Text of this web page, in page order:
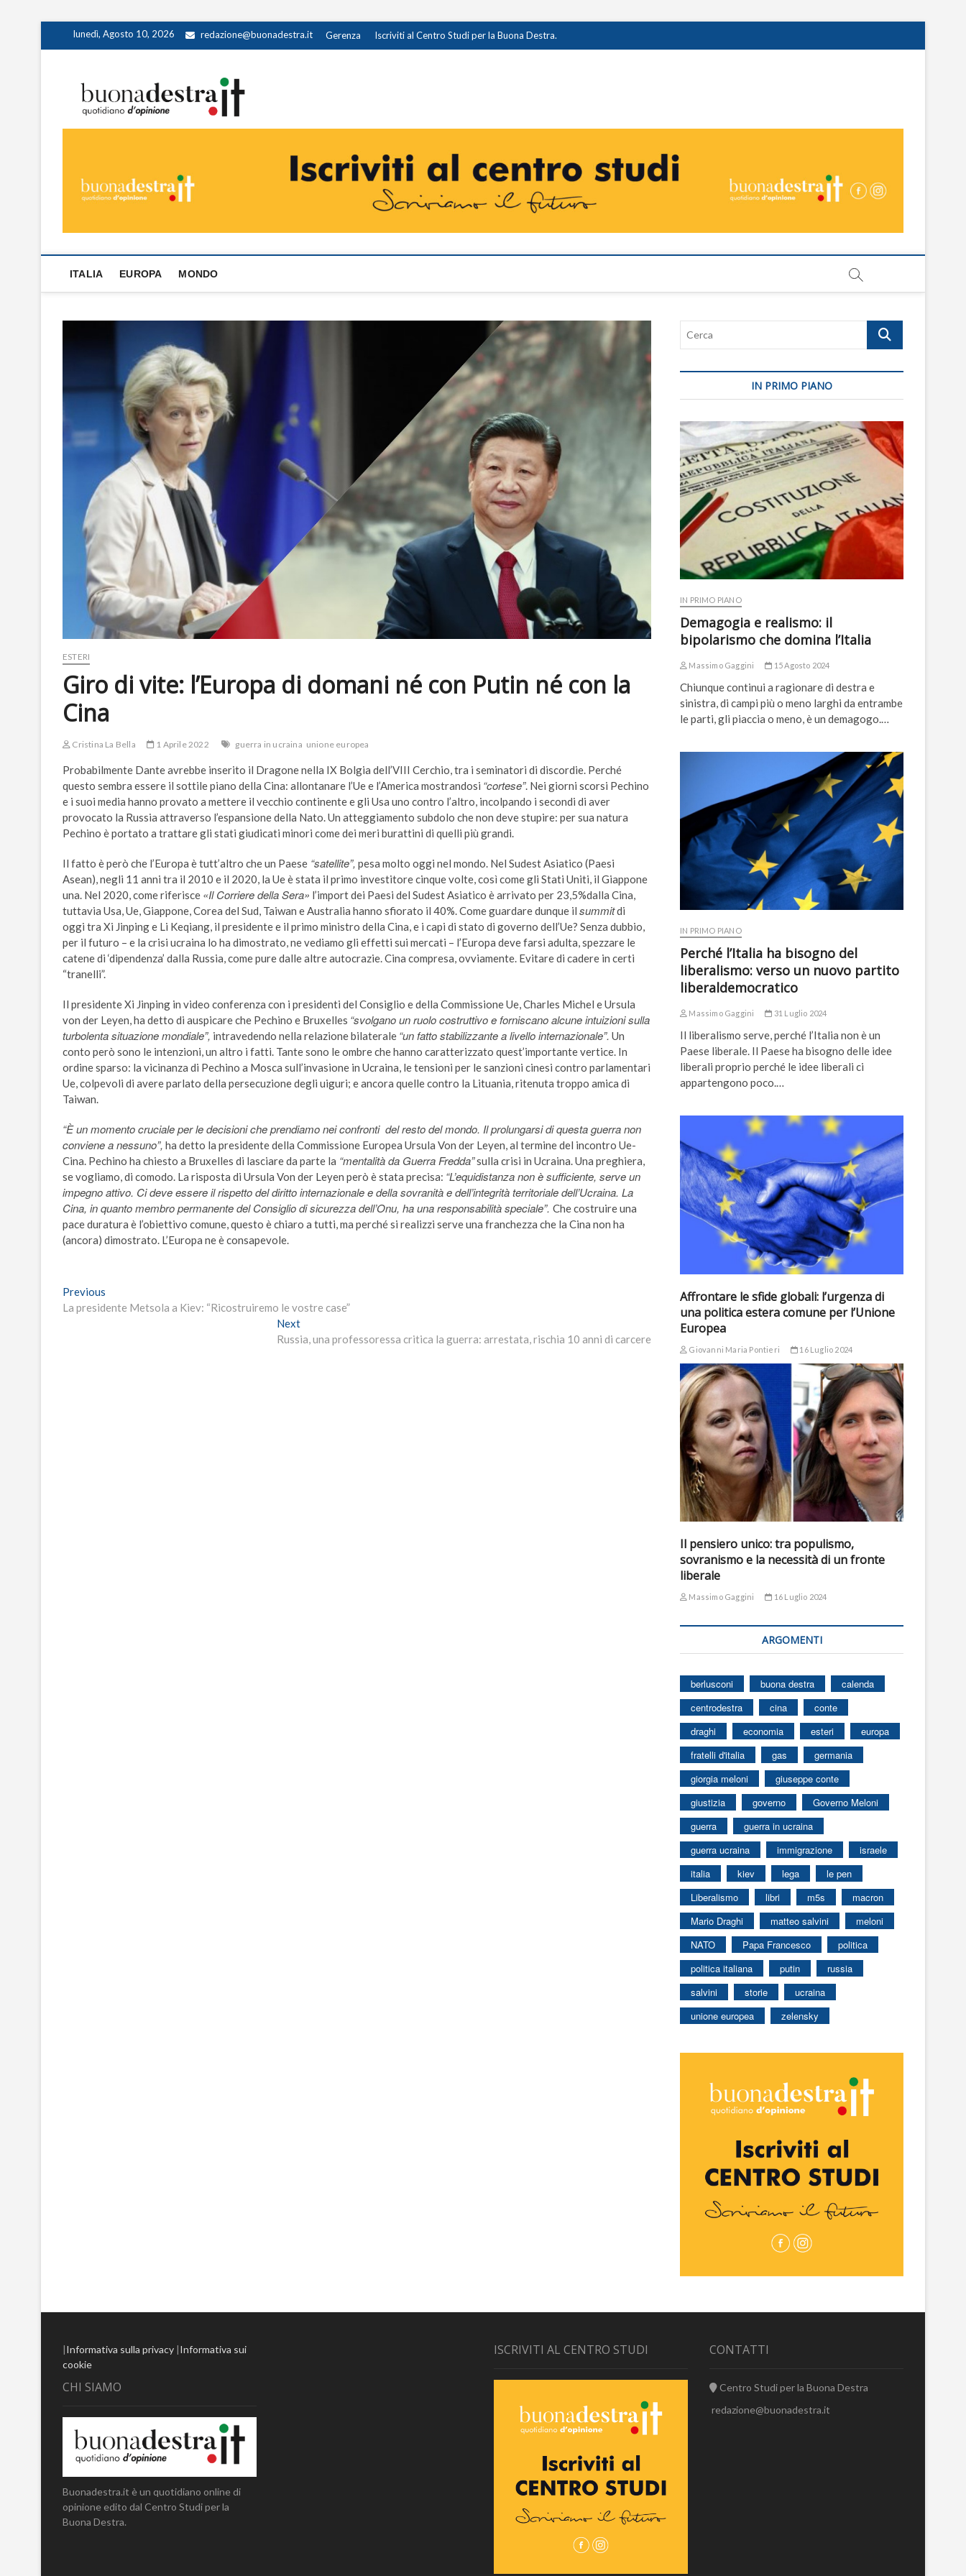
lunedì, Agosto 10, 2026 redazione@buonadestra.it Gerenza Iscriviti al Centro Studi per la Buona Destra.
ITALIA EUROPA MONDO
ESTERI
Giro di vite: l’Europa di domani né con Putin né con la
Cina
Cristina La Bella 1 Aprile 2022 guerra in ucraina unione europea
Probabilmente Dante avrebbe inserito il Dragone nella IX Bolgia dell’VIII Cerchio, tra i seminatori di discordie. Perché
questo sembra essere il sottile piano della Cina: allontanare l’Ue e l’America mostrandosi “cortese”. Nei giorni scorsi Pechino
e i suoi media hanno provato a mettere il vecchio continente e gli Usa uno contro l’altro, incolpando i secondi di aver
provocato la Russia attraverso l’espansione della Nato. Un atteggiamento subdolo che non deve stupire: per sua natura
Pechino è portato a trattare gli stati giudicati minori come dei meri burattini di quelli più grandi.
Il fatto è però che l’Europa è tutt’altro che un Paese “satellite”, pesa molto oggi nel mondo. Nel Sudest Asiatico (Paesi
Asean), negli 11 anni tra il 2010 e il 2020, la Ue è stata il primo investitore cinque volte, così come gli Stati Uniti, il Giappone
una. Nel 2020, come riferisce «Il Corriere della Sera» l’import dei Paesi del Sudest Asiatico è arrivato per 23,5%dalla Cina,
tuttavia Usa, Ue, Giappone, Corea del Sud, Taiwan e Australia hanno sfiorato il 40%. Come guardare dunque il summitdi
oggi tra Xi Jinping e Li Keqiang, il presidente e il primo ministro della Cina, e i capi di stato di governo dell’Ue? Senza dubbio,
per il futuro – e la crisi ucraina lo ha dimostrato, ne vediamo gli effetti sui mercati – l’Europa deve farsi adulta, spezzare le
catene di ‘dipendenza’ dalla Russia, come pure dalle altre autocrazie. Cina compresa, ovviamente. Evitare di cadere in certi
“tranelli”.
Il presidente Xi Jinping in video conferenza con i presidenti del Consiglio e della Commissione Ue, Charles Michel e Ursula
von der Leyen, ha detto di auspicare che Pechino e Bruxelles “svolgano un ruolo costruttivo e forniscano alcune intuizioni sulla
turbolenta situazione mondiale”, intravedendo nella relazione bilaterale “un fatto stabilizzante a livello internazionale”. Un
conto però sono le intenzioni, un altro i fatti. Tante sono le ombre che hanno caratterizzato quest’importante vertice. In
ordine sparso: la vicinanza di Pechino a Mosca sull’invasione in Ucraina, le tensioni per le sanzioni cinesi contro parlamentari
Ue, colpevoli di avere parlato della persecuzione degli uiguri; e ancora quelle contro la Lituania, ritenuta troppo amica di
Taiwan.
“È un momento cruciale per le decisioni che prendiamo nei confronti del resto del mondo. Il prolungarsi di questa guerra non
conviene a nessuno”, ha detto la presidente della Commissione Europea Ursula Von der Leyen, al termine del incontro Ue-
Cina. Pechino ha chiesto a Bruxelles di lasciare da parte la “mentalità da Guerra Fredda”sulla crisi in Ucraina. Una preghiera,
se vogliamo, di comodo. La risposta di Ursula Von der Leyen però è stata precisa: “L’equidistanza non è sufficiente, serve un
impegno attivo. Ci deve essere il rispetto del diritto internazionale e della sovranità e dell’integrità territoriale dell’Ucraina. La
Cina, in quanto membro permanente del Consiglio di sicurezza dell’Onu, ha una responsabilità speciale”. Che costruire una
pace duratura è l’obiettivo comune, questo è chiaro a tutti, ma perché si realizzi serve una franchezza che la Cina non ha
(ancora) dimostrato. L’Europa ne è consapevole.
Navigazione
articoli
Previous
post:
La presidente Metsola a Kiev: “Ricostruiremo le vostre case”
NextNext
post:
Russia, una professoressa critica la guerra: arrestata, rischia 10 anni di carcere
Cerca
IN PRIMO PIANO
IN PRIMO PIANO
Demagogia e realismo: il
bipolarismo che domina l’Italia
Massimo Gaggini 15 Agosto 2024
Chiunque continui a ragionare di destra e
sinistra, di campi più o meno larghi da entrambe
le parti, gli piaccia o meno, è un demagogo.…
IN PRIMO PIANO
Perché l’Italia ha bisogno del
liberalismo: verso un nuovo partito
liberaldemocratico
Massimo Gaggini 31 Luglio 2024
Il liberalismo serve, perché l’Italia non è un
Paese liberale. Il Paese ha bisogno delle idee
liberali proprio perché le idee liberali ci
appartengono poco.…
Affrontare le sfide globali: l’urgenza di
una politica estera comune per l’Unione
Europea
Giovanni Maria Pontieri 16 Luglio 2024
Il pensiero unico: tra populismo,
sovranismo e la necessità di un fronte
liberale
Massimo Gaggini 16 Luglio 2024
ARGOMENTI
berlusconi buona destra
calenda
centrodestra
cina
conte
draghi
economia esteri
europa
fratelli d'italia
gas
germania
giorgia meloni
giuseppe conte
giustizia
governo
Governo Meloni
guerra
guerra in ucraina
guerra ucraina
immigrazione
israele
italia
kiev lega
le pen
Liberalismo
libri m5s
macron
Mario Draghi
matteo salvini
meloni
NATO
Papa Francesco
politica
politica italiana
putin
russia
salvini
storie
ucraina
unione europea
zelensky
|Informativa sulla privacy |Informativa sui
cookie
CHI SIAMO
Buonadestra.it è un quotidiano online di
opinione edito dal Centro Studi per la
Buona Destra.
ISCRIVITI AL CENTRO STUDI CONTATTI
Centro Studi per la Buona Destra
redazione@buonadestra.it